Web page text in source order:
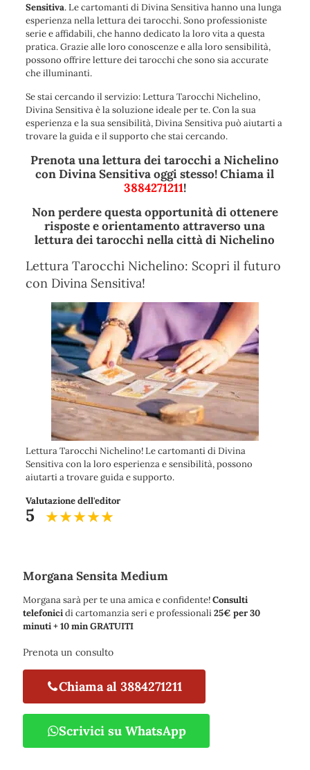
Sensitiva. Le cartomanti di Divina Sensitiva hanno una lunga
esperienza nella lettura dei tarocchi. Sono professioniste
serie e affidabili, che hanno dedicato la loro vita a questa
pratica. Grazie alle loro conoscenze e alla loro sensibilità,
possono offrire letture dei tarocchi che sono sia accurate
che illuminanti.
Se stai cercando il servizio: Lettura Tarocchi Nichelino,
Divina Sensitiva è la soluzione ideale per te. Con la sua
esperienza e la sua sensibilità, Divina Sensitiva può aiutarti a
trovare la guida e il supporto che stai cercando.
Prenota una lettura dei tarocchi a Nichelino
con Divina Sensitiva oggi stesso! Chiama il
3884271211!
Non perdere questa opportunità di ottenere
risposte e orientamento attraverso una
lettura dei tarocchi nella città di Nichelino
Lettura Tarocchi Nichelino: Scopri il futuro
con Divina Sensitiva!
Lettura Tarocchi Nichelino! Le cartomanti di Divina
Sensitiva con la loro esperienza e sensibilità, possono
aiutarti a trovare guida e supporto.
Valutazione dell'editor
5
Morgana Sensita Medium
Morgana sarà per te una amica e confidente!Consulti
telefonicidi cartomanzia seri e professionali25€ per 30
minuti + 10 min GRATUITI
Prenota un consulto
Chiama al 3884271211
Scrivici su WhatsApp